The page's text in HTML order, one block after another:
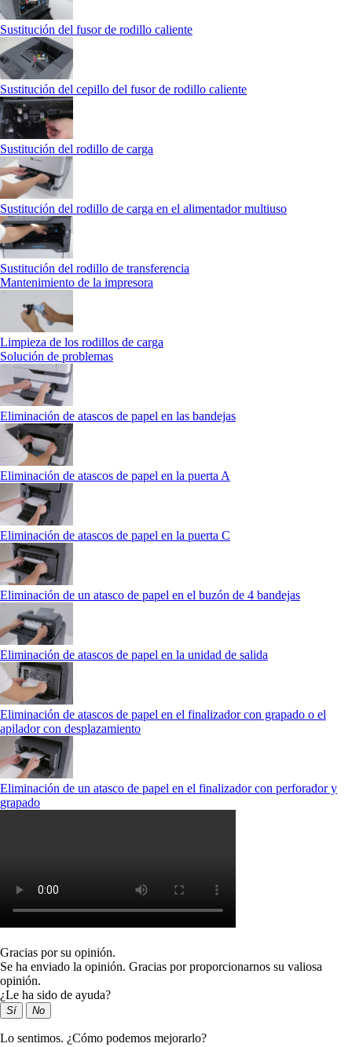
Sustitución del fusor de rodillo caliente
Sustitución del cepillo del fusor de rodillo caliente
Sustitución del rodillo de carga
Sustitución del rodillo de carga en el alimentador multiuso
Sustitución del rodillo de transferencia
Mantenimiento de la impresora
Limpieza de los rodillos de carga
Solución de problemas
Eliminación de atascos de papel en las bandejas
Eliminación de atascos de papel en la puerta A
Eliminación de atascos de papel en la puerta C
Eliminación de un atasco de papel en el buzón de 4 bandejas
Eliminación de atascos de papel en la unidad de salida
Eliminación de atascos de papel en el finalizador con grapado o el
apilador con desplazamiento
Eliminación de un atasco de papel en el finalizador con perforador y
grapado
Gracias por su opinión.
Se ha enviado la opinión. Gracias por proporcionarnos su valiosa
opinión.
¿Le ha sido de ayuda?
Sí No
Lo sentimos. ¿Cómo podemos mejorarlo?